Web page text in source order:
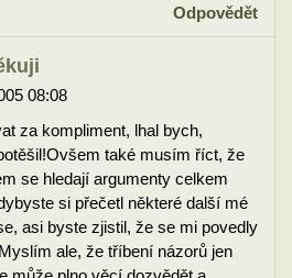
Odpovědět
08:08
za kompliment, lhal bych,
také musím říct, že
se hledají argumenty celkem
si přečetl některé další mé
asi byste zjistil, že se mi povedly
ale, že tříbení názorů jen